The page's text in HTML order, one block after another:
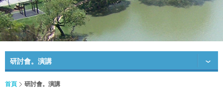
研討會。演講
首頁 研討會。演講